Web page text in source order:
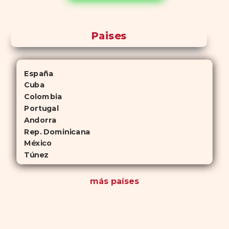
Paises
España
Cuba
Colombia
Portugal
Andorra
Rep. Dominicana
México
Túnez
más países